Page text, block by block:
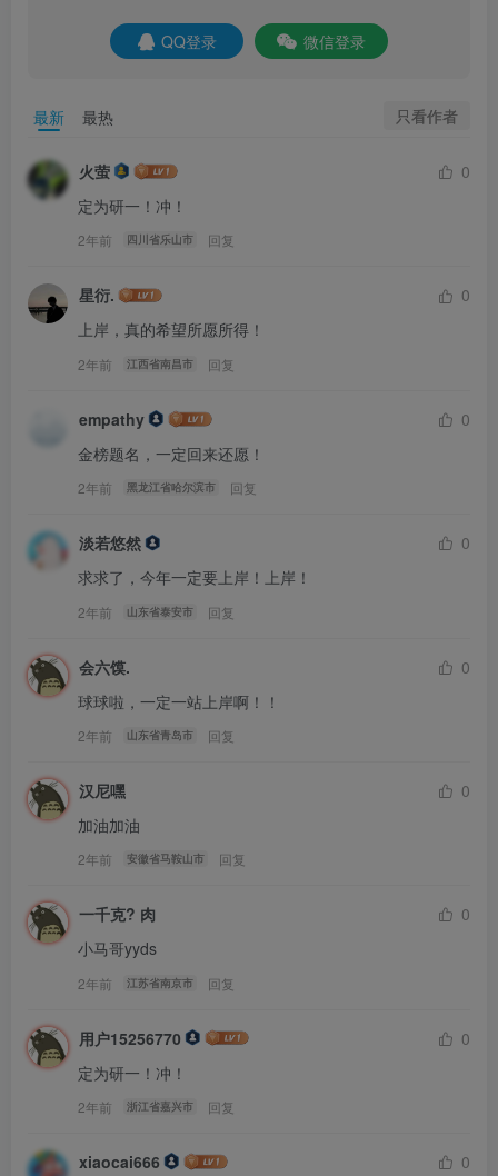
真题题目pdf，登陆后下载（提取码：
你们是我更新的唯一动力！
请做完再看解析哦~
哈尔滨工程大学810的考研交流q群：786084414，群内会
习！
第一大题简答题，包括7道小题
第1小题考察
积分器的因果性、稳定性判断以及系统因果稳定
的判断准则；
第2小题考察冲激函数的尺度变换性质以及冲激偶的性质；
第4小题考察傅里叶变换的幅频特性和相频特性对波形的影
第5小题考察离散时间信号经过系统后的频谱系数求解；
QQ登录 微信登录
最新 最热 只看作者
火萤
0
定为研一！冲！
2年前 四川省乐山市 回复
星衍.
0
上岸，真的希望所愿所得！
2年前 江西省南昌市 回复
empathy
0
金榜题名，一定回来还愿！
2年前 黑龙江省哈尔滨市 回复
淡若悠然
0
求求了，今年一定要上岸！上岸！
2年前 山东省泰安市 回复
会六馍.
0
球球啦，一定一站上岸啊！！
2年前 山东省青岛市 回复
汉尼嘿
0
加油加油
2年前 安徽省马鞍山市 回复
一千克? 肉
0
小马哥yyds
2年前 江苏省南京市 回复
用户15256770
0
定为研一！冲！
2年前 浙江省嘉兴市 回复
xiaocai666
0